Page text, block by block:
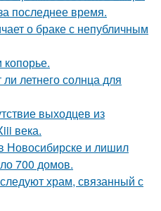
последнее время.
о браке с непубличным
летнего солнца для
выходцев из
века.
Новосибирске и лишил
700 домов.
храм, связанный с